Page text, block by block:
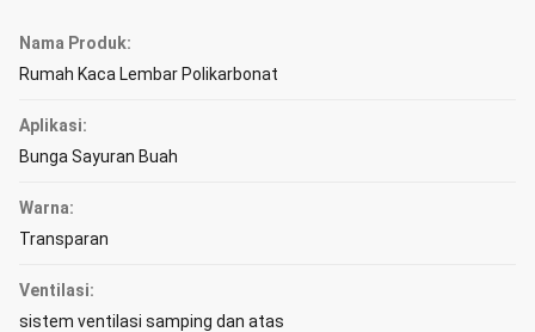
Nama Produk:
Rumah Kaca Lembar Polikarbonat
Aplikasi:
Bunga Sayuran Buah
Warna:
Transparan
Ventilasi:
sistem ventilasi samping dan atas